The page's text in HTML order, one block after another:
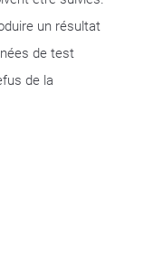
un résultat
de test
de la